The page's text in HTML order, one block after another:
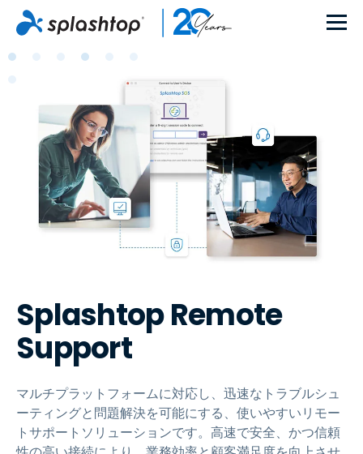
Splashtop Remote
Support
マルチプラットフォームに対応し、迅速なトラブルシュ
ーティングと問題解決を可能にする、使いやすいリモー
トサポートソリューションです。高速で安全、かつ信頼